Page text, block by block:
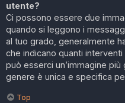
utente?
Ci possono essere due
quando si leggono i
al tuo grado, generalmente
che indicano quanti
può esserci un’immagine
genere è unica e specifica
Top